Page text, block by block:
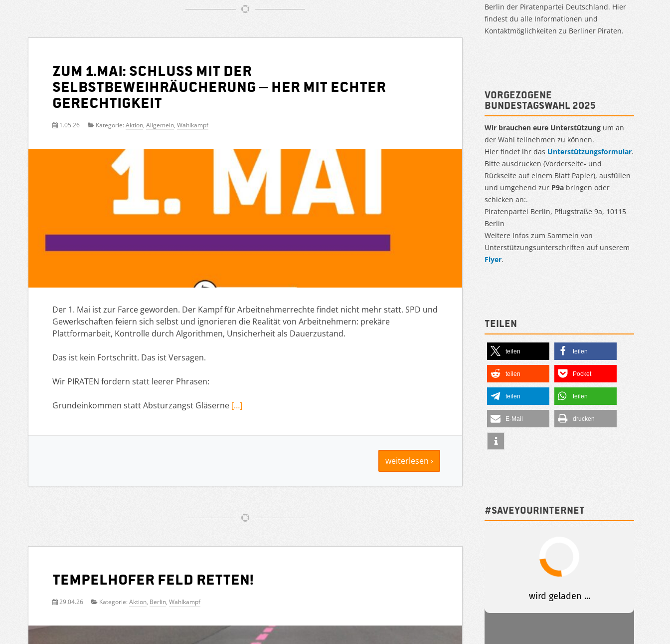
Zum 1.Mai: Schluss mit der
Selbstbeweihräucherung – her mit echter
Gerechtigkeit
1.05.26 Kategorie: Aktion, Allgemein, Wahlkampf
Der 1. Mai ist zur Farce geworden. Der Kampf für Arbeitnehmerrechte findet nicht mehr statt. SPD und
Gewerkschaften feiern sich selbst und ignorieren die Realität von Arbeitnehmern: prekäre
Plattformarbeit, Kontrolle durch Algorithmen, Unsicherheit als Dauerzustand.
Das ist kein Fortschritt. Das ist Versagen.
Wir PIRATEN fordern statt leerer Phrasen:
Grundeinkommen statt Absturzangst Gläserne […]
weiterlesen ›
Tempelhofer Feld retten!
29.04.26 Kategorie: Aktion, Berlin, Wahlkampf
Berlin der Piratenpartei Deutschland. Hier
findest du alle Informationen und
Kontaktmöglichkeiten zu Berliner Piraten.
Vorgezogene
Bundestagswahl 2025
Wir brauchen eure Unterstützung um an
der Wahl teilnehmen zu können.
Hier findet ihr das Unterstützungsformular.
Bitte ausdrucken (Vorderseite- und
Rückseite auf einem Blatt Papier), ausfüllen
und umgehend zur P9a bringen oder
schicken an:.
Piratenpartei Berlin, Pflugstraße 9a, 10115
Berlin
Weitere Infos zum Sammeln von
Unterstützungsunterschriften auf unserem
Flyer.
Teilen
teilen teilen
teilen Pocket
teilen teilen
E-Mail drucken
#SAVEYOURINTERNET